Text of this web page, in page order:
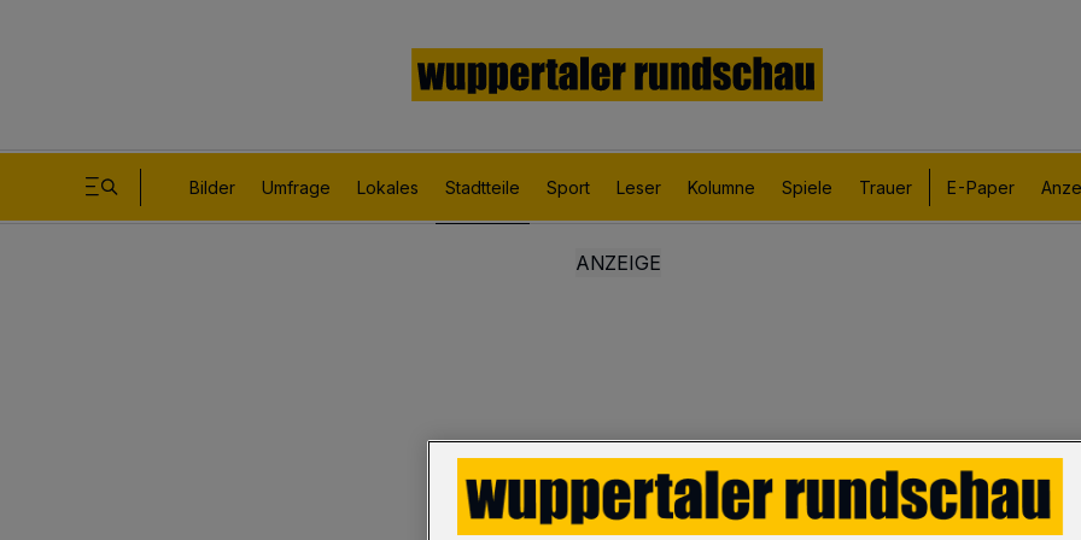
Bilder Umfrage Lokales Stadtteile Sport Leser Kolumne Spiele Trauer E-Paper